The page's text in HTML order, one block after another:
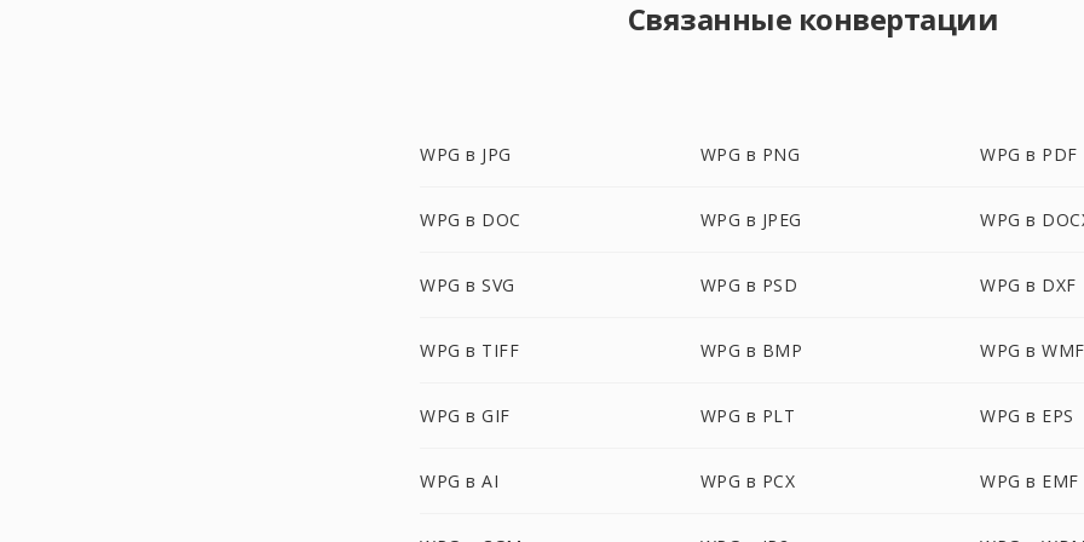
Связанные конвертации
WPG в JPG WPG в PNG WPG в PDF
WPG в DOC WPG в JPEG WPG в
WPG в SVG WPG в PSD WPG в DXF
WPG в TIFF WPG в BMP WPG в WMF
WPG в GIF WPG в PLT WPG в EPS
WPG в AI WPG в PCX WPG в EMF